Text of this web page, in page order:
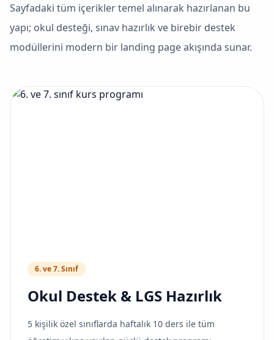
Sayfadaki tüm içerikler temel alınarak hazırlanan bu
yapı; okul desteği, sınav hazırlık ve birebir destek
modüllerini modern bir landing page akışında sunar.
6. ve 7. Sınıf
Okul Destek & LGS Hazırlık
5 kişilik özel sınıflarda haftalık 10 ders ile tüm